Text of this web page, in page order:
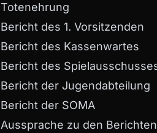
Totenehrung
Bericht des 1. Vorsitzenden
Bericht des Kassenwartes
Bericht des
Bericht der Jugendabteilung
Bericht der SOMA
Aussprache zu den Berichten